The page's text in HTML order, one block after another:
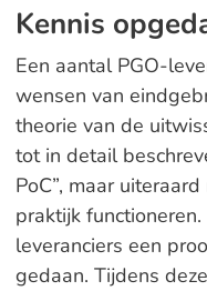
Kennis
Een aantal PGO-
wensen van
theorie van de
tot in detail
PoC”, maar
praktijk
leveranciers een
gedaan. Tijdens